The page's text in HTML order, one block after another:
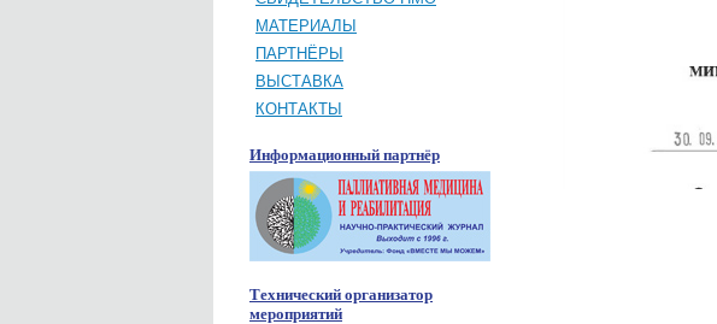
МАТЕРИАЛЫ
ПАРТНЁРЫ
ВЫСТАВКА
КОНТАКТЫ
Информационный партнёр
Технический организатор
мероприятий